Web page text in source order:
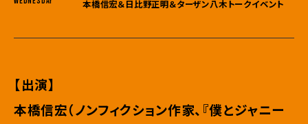
本橋信宏＆日比野正明＆ターザン八木トークイベント
【出演】
本橋信宏（ノンフィクション作家、『僕とジャニー